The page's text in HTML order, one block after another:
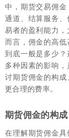
中，期货交易佣
通道、结算服务
易者的盈利能力
而言，佣金的高
到底一般是多少
多种因素的影响
讨期货佣金的构
更合理的费率。
期货佣金的构
在理解期货佣金